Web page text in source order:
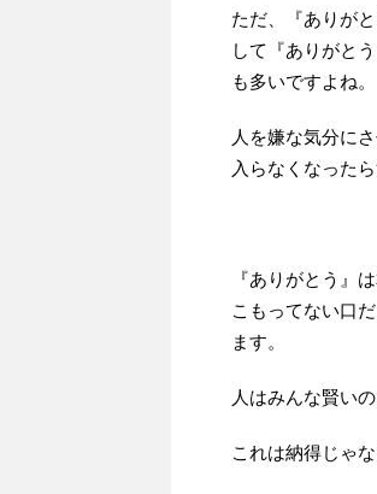
ただ、『ありが
して『ありがと
も多いですよね。
人を嫌な気分に
入らなくなった
『ありがとう』
こもってない口
ます。
人はみんな賢い
これは納得じゃ